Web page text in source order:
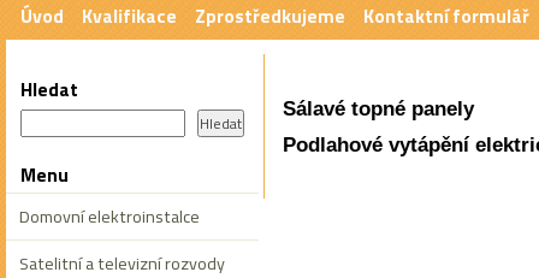
Úvod Kvalifikace Zprostředkujeme Kontaktní formulář
Sálavé topné panely
Podlahové vytápění
Hledat
Menu
Domovní elektroinstalce
Satelitní a televizní rozvody